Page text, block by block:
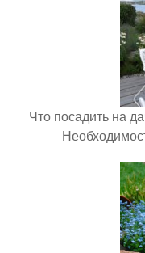
Что посадить на